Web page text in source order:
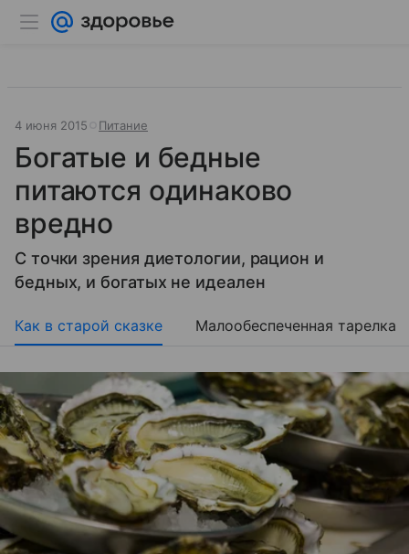
4 июня 2015 Питание
Богатые и бедные
питаются одинаково
вредно
С точки зрения диетологии, рацион и
бедных, и богатых не идеален
Как в старой сказке Малообеспеченная тарелка